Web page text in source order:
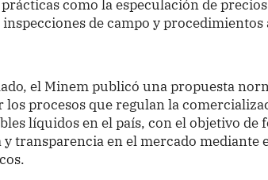
como la especulación de
de campo y
el Minem publicó una propuesta
los procesos que regulan la
líquidos en el país, con el objetivo de
transparencia en el mercado mediante